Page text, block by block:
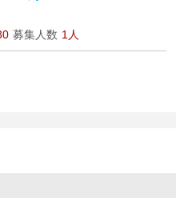
募集人数 1人